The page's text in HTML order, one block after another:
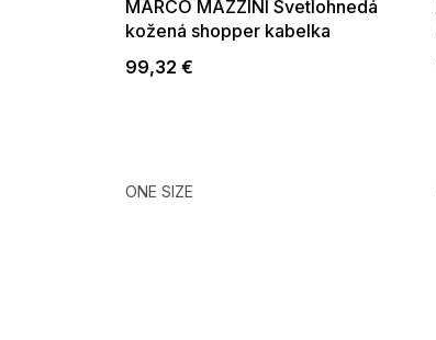
MARCO MAZZINI Svetlohnedá
kožená shopper kabelka
99,32 €
ONE SIZE